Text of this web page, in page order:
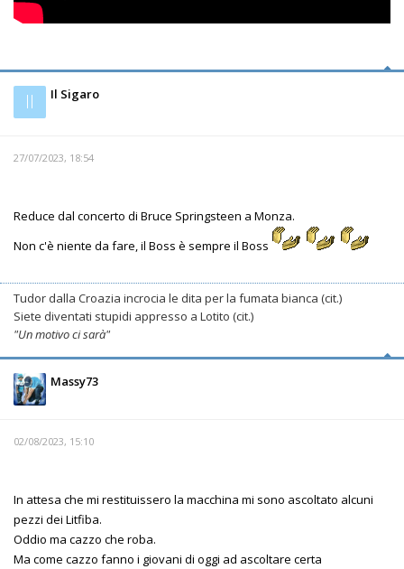
Il Il Sigaro
27/07/2023, 18:54
Reduce dal concerto di Bruce Springsteen a Monza.
Non c'è niente da fare, il Boss è sempre il Boss
Tudor dalla Croazia incrocia le dita per la fumata bianca (cit.)
Siete diventati stupidi appresso a Lotito (cit.)
"Un motivo ci sarà"
Massy73
02/08/2023, 15:10
In attesa che mi restituissero la macchina mi sono ascoltato alcuni
pezzi dei Litfiba.
Oddio ma cazzo che roba.
Ma come cazzo fanno i giovani di oggi ad ascoltare certa